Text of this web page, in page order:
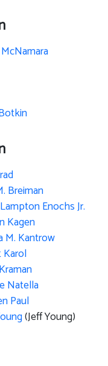
Breiman
Enochs Jr.
Kagen
M. Kantrow
Natella
Paul
(Jeff Young)